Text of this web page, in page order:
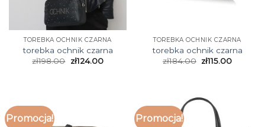
TOREBKA OCHNIK CZARNA
torebka ochnik czarna
zł198.00 zł124.00
TOREBKA OCHNIK CZARNA
torebka ochnik czarna
zł184.00 zł115.00
Promocja! Promocja!